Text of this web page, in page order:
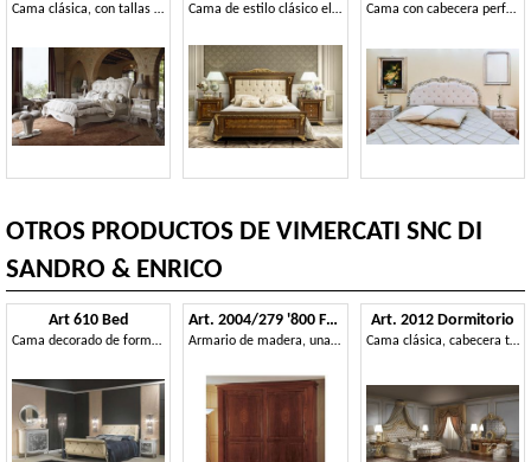
Cama clásica, con tallas de plata Cama de estilo clásico elegante Cama con cabecera perforada.
OTROS PRODUCTOS DE VIMERCATI SNC DI
SANDRO & ENRICO
Art 610 Bed
Cama decorado de forma lujosa, en cuero, para los dormitorios clásicos
Art. 2004/279 '800 Francese Luigi Filippo
Armario de madera, una pieza clásica de muebles para el dormitorio
Art. 2012 Dormitorio
Cama clásica, cabecera tallada y dorada, relleno capitonné